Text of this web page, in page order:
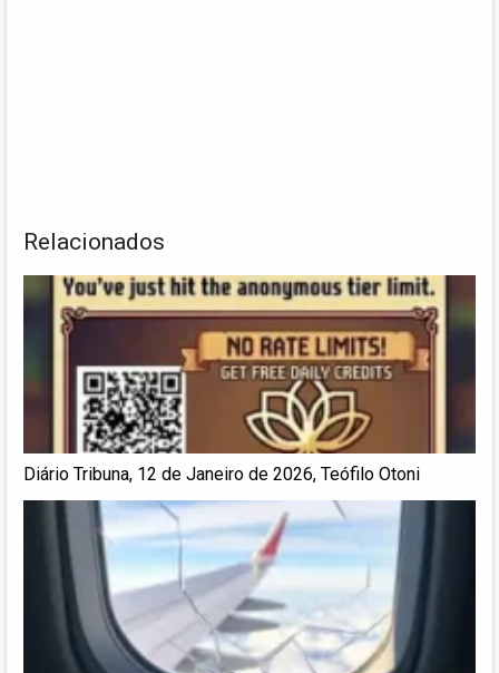
Relacionados
Diário Tribuna, 12 de Janeiro de 2026, Teófilo Otoni